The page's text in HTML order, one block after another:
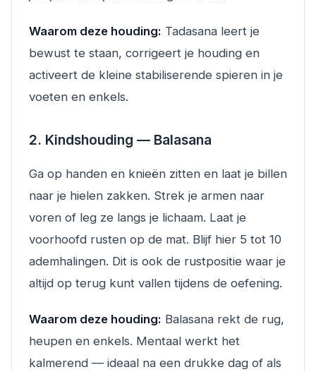
Waarom deze houding: Tadasana leert je
bewust te staan, corrigeert je houding en
activeert de kleine stabiliserende spieren in je
voeten en enkels.
2. Kindshouding — Balasana
Ga op handen en knieën zitten en laat je billen
naar je hielen zakken. Strek je armen naar
voren of leg ze langs je lichaam. Laat je
voorhoofd rusten op de mat. Blijf hier 5 tot 10
ademhalingen. Dit is ook de rustpositie waar je
altijd op terug kunt vallen tijdens de oefening.
Waarom deze houding: Balasana rekt de rug,
heupen en enkels. Mentaal werkt het
kalmerend — ideaal na een drukke dag of als